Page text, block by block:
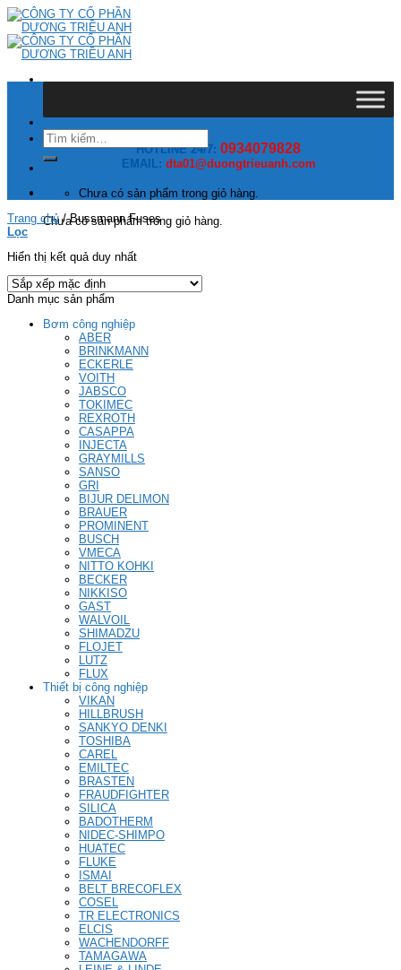
Skip
content
HOTLINE 24/7: 0934079828
EMAIL: dta01@duongtrieuanh.com
Giỏ hàng
Chưa có sản phẩm trong giỏ hàng.
Tìm
kiếm:
Chưa có sản phẩm trong giỏ hàng.
Trang chủ /Bussmann Fuses
Lọc
Hiển thị kết quả duy nhất
Danh mục sản phẩm
Bơm công nghiệp
ABER
BRINKMANN
ECKERLE
VOITH
JABSCO
TOKIMEC
REXROTH
CASAPPA
INJECTA
GRAYMILLS
SANSO
GRI
BIJUR DELIMON
BRAUER
PROMINENT
BUSCH
VMECA
NITTO KOHKI
BECKER
NIKKISO
GAST
WALVOIL
SHIMADZU
FLOJET
LUTZ
FLUX
Thiết bị công nghiệp
VIKAN
HILLBRUSH
SANKYO DENKI
TOSHIBA
CAREL
EMILTEC
BRASTEN
FRAUDFIGHTER
SILICA
BADOTHERM
NIDEC-SHIMPO
HUATEC
FLUKE
ISMAI
BELT BRECOFLEX
COSEL
TR ELECTRONICS
ELCIS
WACHENDORFF
TAMAGAWA